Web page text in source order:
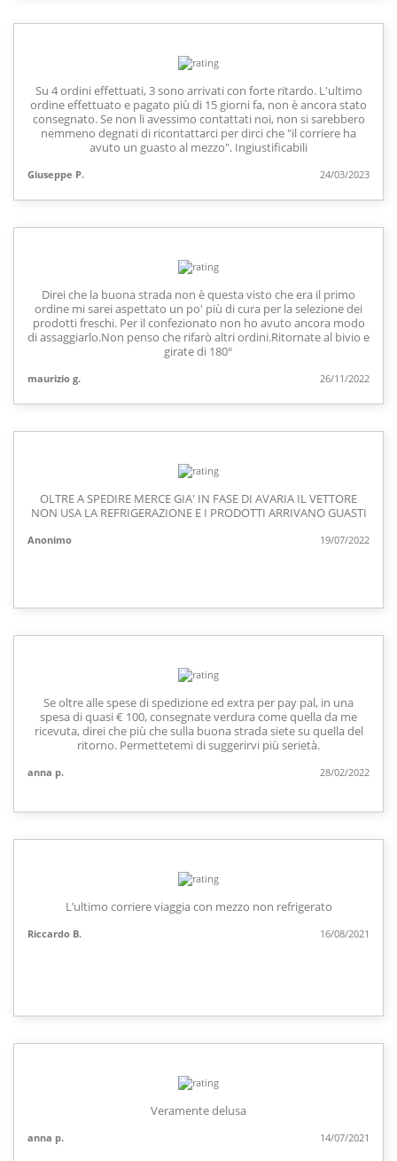
Su 4 ordini effettuati, 3 sono arrivati con forte ritardo. L'ultimo
ordine effettuato e pagato più di 15 giorni fa, non è ancora stato
consegnato. Se non li avessimo contattati noi, non si sarebbero
nemmeno degnati di ricontattarci per dirci che "il corriere ha
avuto un guasto al mezzo". Ingiustificabili
Giuseppe P. 24/03/2023
Direi che la buona strada non è questa visto che era il primo
ordine mi sarei aspettato un po' più di cura per la selezione dei
prodotti freschi. Per il confezionato non ho avuto ancora modo
di assaggiarlo.Non penso che rifarò altri ordini.Ritornate al bivio e
girate di 180°
maurizio g. 26/11/2022
OLTRE A SPEDIRE MERCE GIA' IN FASE DI AVARIA IL VETTORE
NON USA LA REFRIGERAZIONE E I PRODOTTI ARRIVANO GUASTI
Anonimo 19/07/2022
Se oltre alle spese di spedizione ed extra per pay pal, in una
spesa di quasi € 100, consegnate verdura come quella da me
ricevuta, direi che più che sulla buona strada siete su quella del
ritorno. Permettetemi di suggerirvi più serietà.
anna p. 28/02/2022
L’ultimo corriere viaggia con mezzo non refrigerato
Riccardo B. 16/08/2021
Veramente delusa
anna p. 14/07/2021